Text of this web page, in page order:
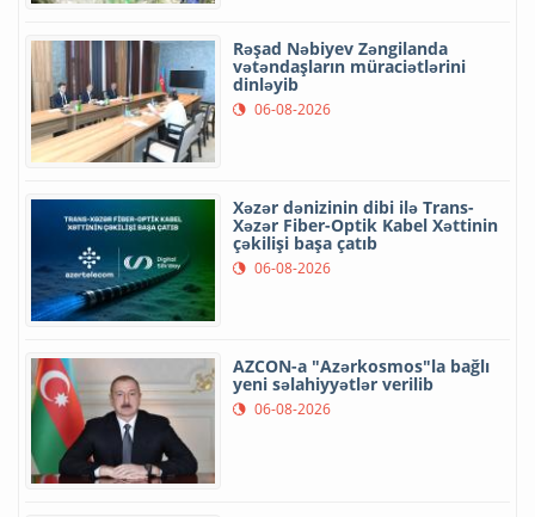
Rəşad Nəbiyev Zəngilanda
vətəndaşların müraciətlərini
dinləyib
06-08-2026
Xəzər dənizinin dibi ilə Trans-
Xəzər Fiber-Optik Kabel Xəttinin
çəkilişi başa çatıb
06-08-2026
AZCON-a "Azərkosmos"la bağlı
yeni səlahiyyətlər verilib
06-08-2026